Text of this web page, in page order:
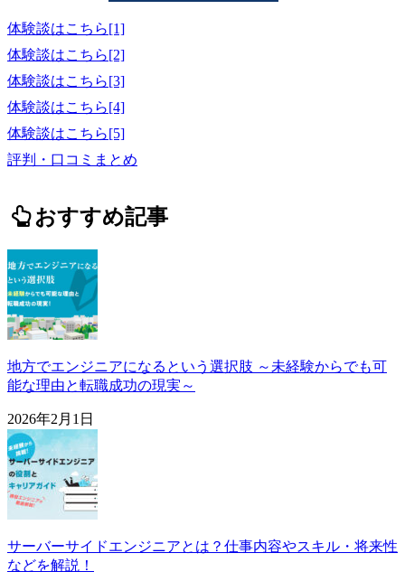
体験談はこちら[1]
体験談はこちら[2]
体験談はこちら[3]
体験談はこちら[4]
体験談はこちら[5]
評判・口コミまとめ
おすすめ記事
地方でエンジニアになるという選択肢 ～未経験からでも可
能な理由と転職成功の現実～
2026年2月1日
サーバーサイドエンジニアとは？仕事内容やスキル・将来性
などを解説！